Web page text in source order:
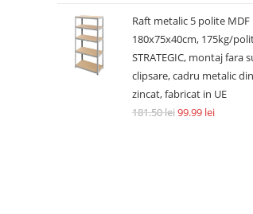
Raft metalic 5 polite MDF
180x75x40cm, 175kg/
STRATEGIC, montaj fara
clipsare, cadru metalic
zincat, fabricat in UE
181.50lei99.99 lei